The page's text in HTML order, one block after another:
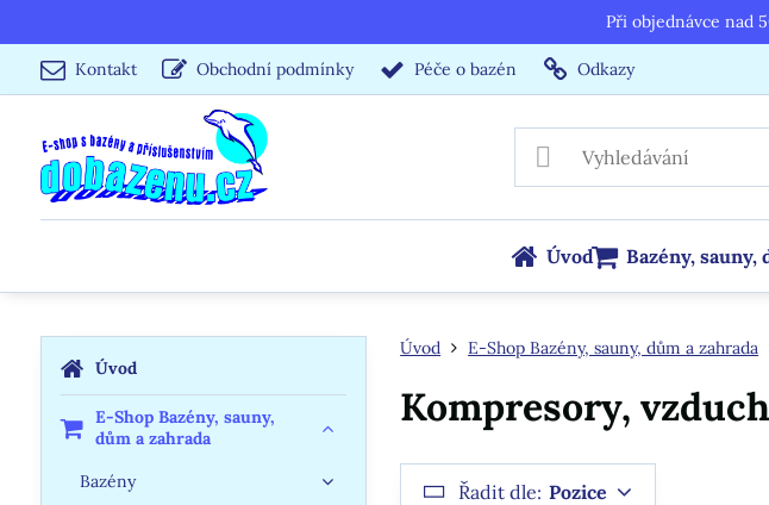
Při objednávce nad
Kontakt Obchodní podmínky Péče o bazén Odkazy
Úvod Bazény, sauny,
Úvod E-Shop Bazény, sauny, dům a zahrada
Kompresory,
Řadit dle: Pozice
Úvod
E-Shop Bazény, sauny,
dům a zahrada
Bazény